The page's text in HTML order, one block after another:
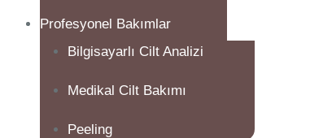
Profesyonel Bakımlar
Bilgisayarlı Cilt Analizi
Medikal Cilt Bakımı
Peeling